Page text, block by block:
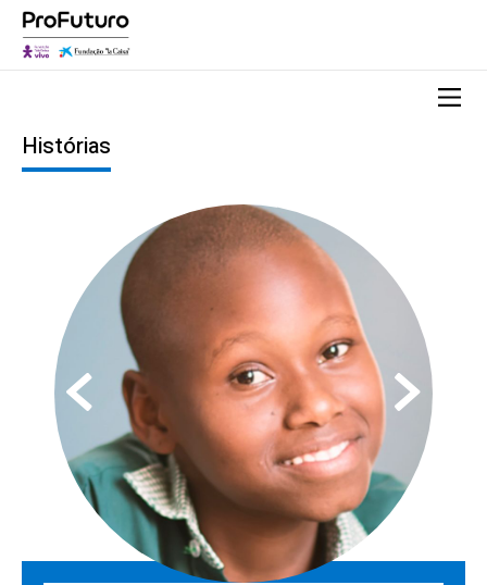
Histórias